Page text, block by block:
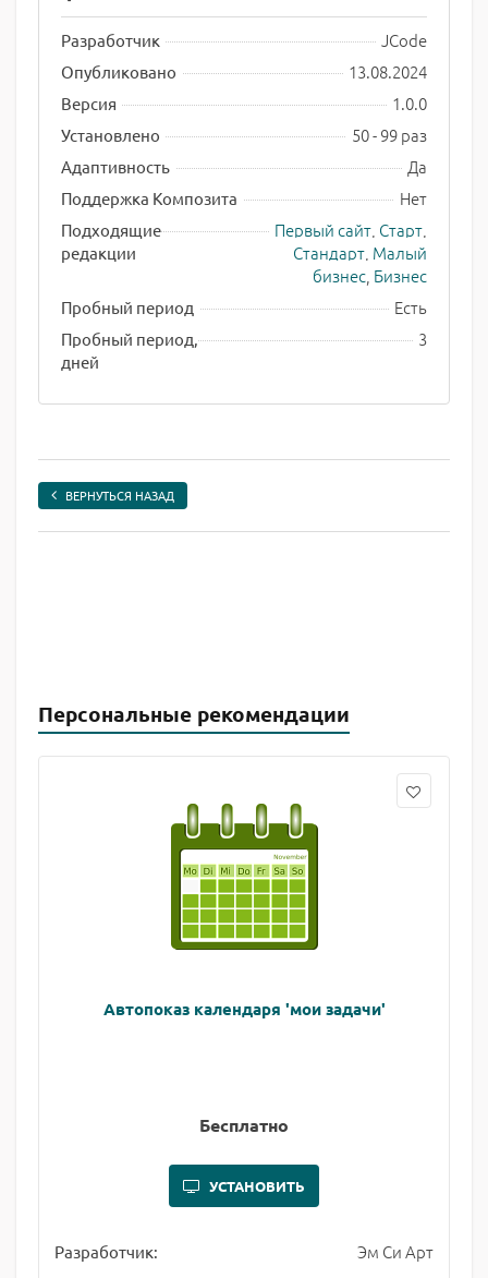
Разработчик JCode
Опубликовано 13.08.2024
Версия 1.0.0
Установлено 50 - 99 раз
Адаптивность Да
Поддержка Композита Нет
Подходящие
редакции
Первый сайт Старт
Стандарт Малый
бизнес Бизнес
Пробный период Есть
Пробный период,
дней
3
ВЕРНУТЬСЯ НАЗАД
Персональные рекомендации
Автопоказ календаря 'мои задачи'
Бесплатно
УСТАНОВИТЬ
Разработчик: Эм Си Арт